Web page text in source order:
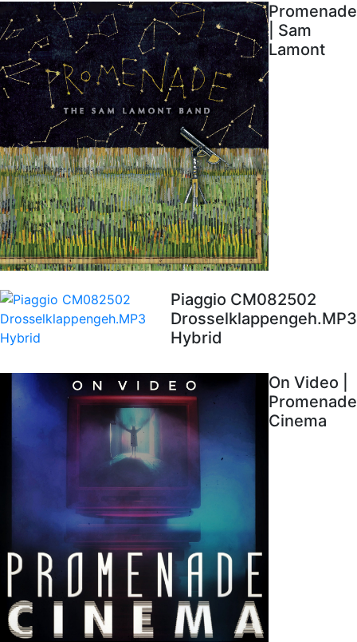
Promenade
| Sam
Lamont
Piaggio CM082502
Drosselklappengeh.MP3
Hybrid
On Video |
Promenade
Cinema